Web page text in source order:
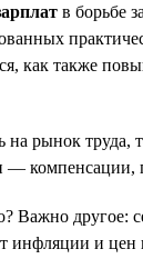
в борьбе
как также
рынок труда,
другое:
инфляции и цен